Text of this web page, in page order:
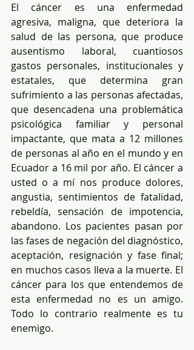
El cáncer es una enfermedad
agresiva, maligna, que deteriora la
salud de las persona, que produce
ausentismo laboral, cuantiosos
gastos personales, institucionales y
estatales, que determina gran
sufrimiento a las personas afectadas,
que desencadena una problemática
psicológica familiar y personal
impactante, que mata a 12 millones
de personas al año en el mundo y en
Ecuador a 16 mil por año. El cáncer a
usted o a mí nos produce dolores,
angustia, sentimientos de fatalidad,
rebeldía, sensación de impotencia,
abandono. Los pacientes pasan por
las fases de negación del diagnóstico,
aceptación, resignación y fase final;
en muchos casos lleva a la muerte. El
cáncer para los que entendemos de
esta enfermedad no es un amigo.
Todo lo contrario realmente es tu
enemigo.